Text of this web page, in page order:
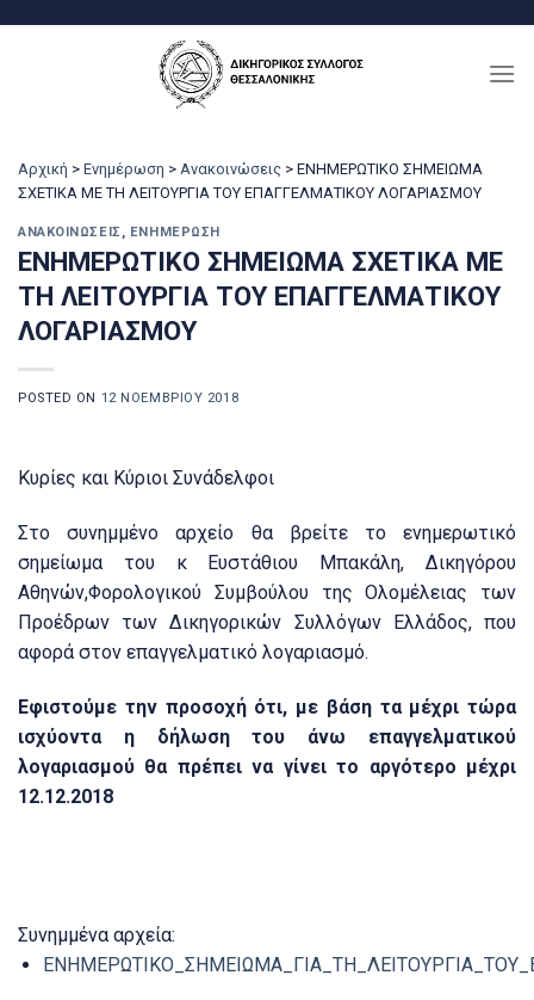
Αρχική > Ενημέρωση > Ανακοινώσεις > ΕΝΗΜΕΡΩΤΙΚΟ ΣΗΜΕΙΩΜΑ
ΣΧΕΤΙΚΑ ΜΕ ΤΗ ΛΕΙΤΟΥΡΓΙΑ ΤΟΥ ΕΠΑΓΓΕΛΜΑΤΙΚΟΥ ΛΟΓΑΡΙΑΣΜΟΥ
ΑΝΑΚΟΙΝΏΣΕΙΣ , ΕΝΗΜΈΡΩΣΗ
ΕΝΗΜΕΡΩΤΙΚΟ ΣΗΜΕΙΩΜΑ ΣΧΕΤΙΚΑ ΜΕ
ΤΗ ΛΕΙΤΟΥΡΓΙΑ ΤΟΥ ΕΠΑΓΓΕΛΜΑΤΙΚΟΥ
ΛΟΓΑΡΙΑΣΜΟΥ
POSTED ON 12 ΝΟΕΜΒΡΊΟΥ 2018
Κυρίες και Κύριοι Συνάδελφοι
Στο συνημμένο αρχείο θα βρείτε το ενημερωτικό
σημείωμα του κ Ευστάθιου Μπακάλη, Δικηγόρου
Αθηνών,Φορολογικού Συμβούλου της Ολομέλειας των
Προέδρων των Δικηγορικών Συλλόγων Ελλάδος, που
αφορά στον επαγγελματικό λογαριασμό.
Εφιστούμε την προσοχή ότι, με βάση τα μέχρι τώρα
ισχύοντα η δήλωση του άνω επαγγελματικού
λογαριασμού θα πρέπει να γίνει το αργότερο μέχρι
12.12.2018
Συνημμένα αρχεία: